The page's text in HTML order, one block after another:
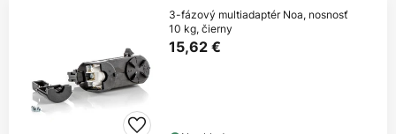
3-fázový multiadaptér Noa, nosnosť
10 kg, čierny
15,62 €